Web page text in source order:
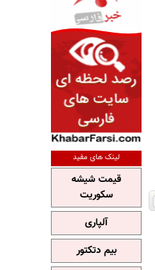
لینک های مفید
قیمت شیشه
سکوریت
آلپاری
بیم دتکتور